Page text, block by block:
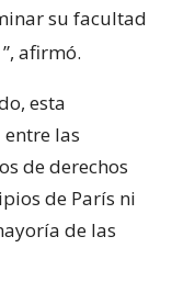
su facultad
”, afirmó.
esta
las
de derechos
de París ni
de las